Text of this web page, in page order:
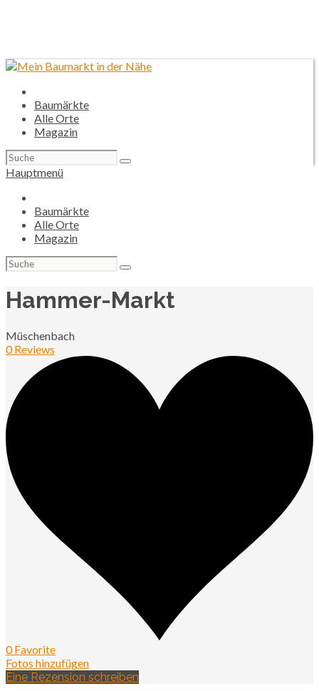
Baumärkte
Alle Orte
Magazin
Suchen
nach:
Hauptmenü
Baumärkte
Alle Orte
Magazin
Suchen
nach:
Hammer-Markt
Müschenbach
0 Reviews
0 Favorite
Fotos hinzufügen
Eine Rezension schreiben